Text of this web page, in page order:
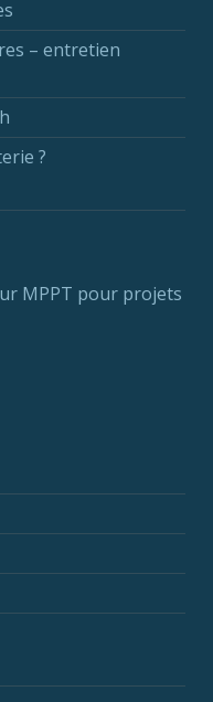
– entretien
?
MPPT pour projets